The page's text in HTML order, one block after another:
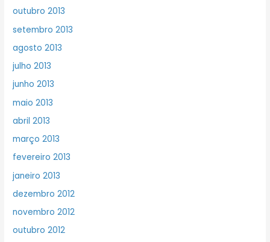
outubro 2013
setembro 2013
agosto 2013
julho 2013
junho 2013
maio 2013
abril 2013
março 2013
fevereiro 2013
janeiro 2013
dezembro 2012
novembro 2012
outubro 2012